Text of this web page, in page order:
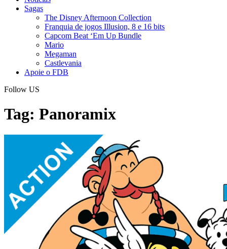
Sagas
The Disney Afternoon Collection
Franquia de jogos Illusion, 8 e 16 bits
Capcom Beat ‘Em Up Bundle
Mario
Megaman
Castlevania
Apoie o FDB
Follow US
Tag: Panoramix